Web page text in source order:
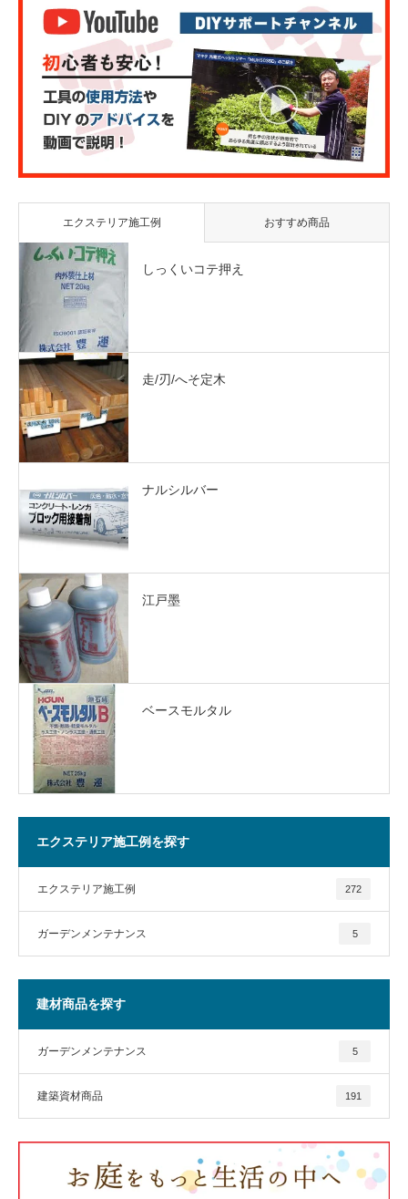
エクステリア施工例 おすすめ商品
しっくいコテ押え
走/刃/へそ定木
ナルシルバー
江戸墨
ベースモルタル
エクステリア施工例を探す
エクステリア施工例 272
ガーデンメンテナンス 5
建材商品を探す
ガーデンメンテナンス 5
建築資材商品 191